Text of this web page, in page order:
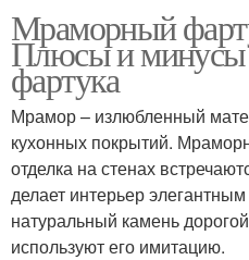
Каменный фартук
Мраморный
Плюсы и минусы
фартука
Мрамор – излюбленный
кухонных покрытий.
отделка на стенах
делает интерьер
натуральный камень
используют его имитацию.